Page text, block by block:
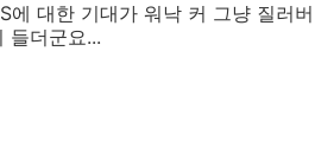
대한 기대가 워낙 커 그냥 질러버
들더군요...